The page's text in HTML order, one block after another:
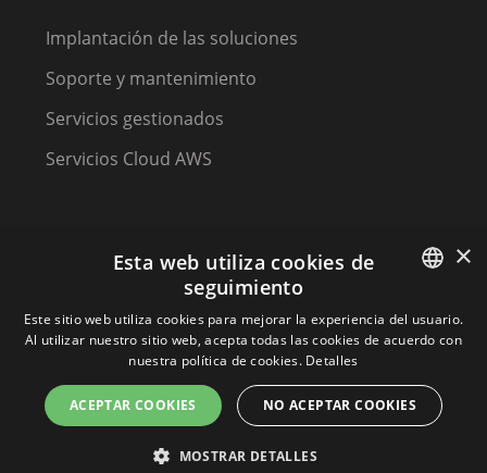
Implantación de las soluciones
Soporte y mantenimiento
Servicios gestionados
Servicios Cloud AWS
(C) 2023, MPM Technology Solutions, a Kirey Group
Company
Terminos y condiciones
Política de privacidad
SPANISH
PORTUGUESE
×
Esta web utiliza cookies de
seguimiento
Este sitio web utiliza cookies para mejorar la experiencia del usuario.
Al utilizar nuestro sitio web, acepta todas las cookies de acuerdo con
nuestra política de cookies. Detalles
ACEPTAR COOKIES NO ACEPTAR COOKIES
MOSTRAR DETALLES